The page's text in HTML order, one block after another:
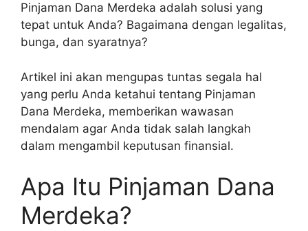
Pinjaman Dana Merdeka adalah solusi yang
tepat untuk Anda? Bagaimana dengan legalitas,
bunga, dan syaratnya?
Artikel ini akan mengupas tuntas segala hal
yang perlu Anda ketahui tentang Pinjaman
Dana Merdeka, memberikan wawasan
mendalam agar Anda tidak salah langkah
dalam mengambil keputusan finansial.
Apa Itu Pinjaman Dana
Merdeka?